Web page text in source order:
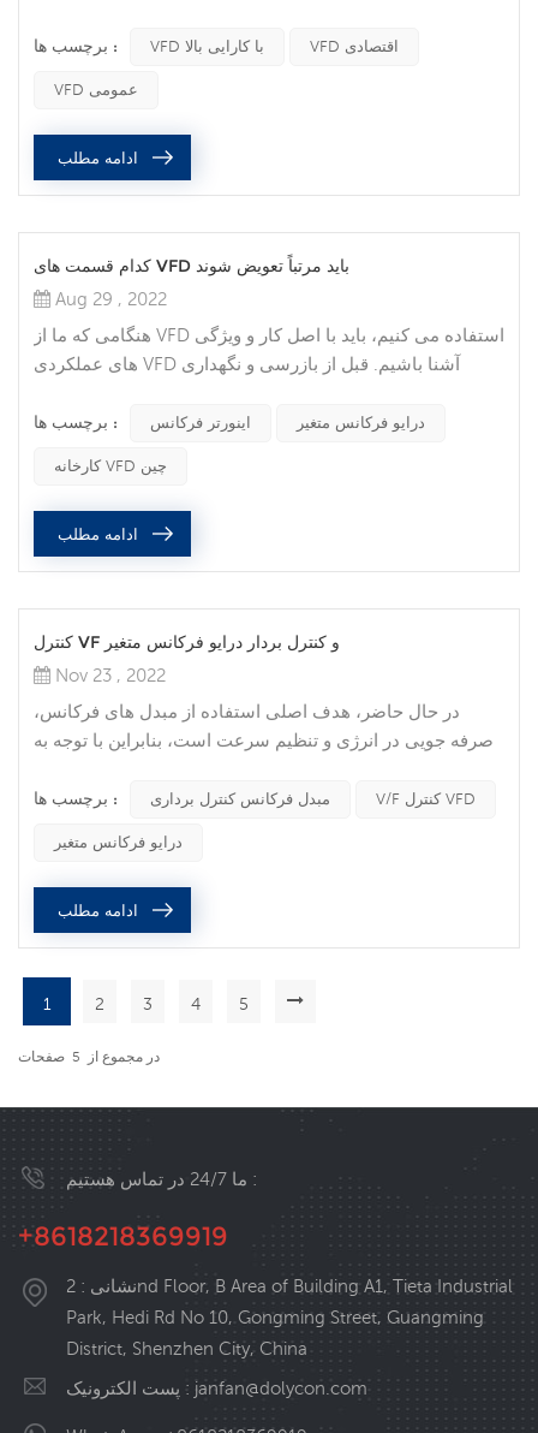
داخلی، پل یکسو کننده را تعویض کنید. هنگام برخورد با عیوب در
دستگاه‌های جوش الکتریکی و سایر تجهیزاتی که شبکه را آلوده
می‌کنند، تمرکز کنید. 2. ماژول فرکانس اینورتر آسیب دیده است
معمول...
برچسب ها : VFD با کارایی بالا VFD اقتصادی
VFD عمومی
ادامه مطلب
کدام قسمت های VFD باید مرتباً تعویض شوند
Aug 29 , 2022
هنگامی که ما از VFD استفاده می کنیم، باید با اصل کار و ویژگی
های عملکردی VFD آشنا باشیم. قبل از بازرسی و نگهداری
چراغ نشانگر درایو فرکانس متغیر باید کاملاً خاموش شود. موارد
اطراف را بررسی کنید. اگر دما خیلی بالا باشد، باعث داغ شدن
بیش از حد درایو فرکانس متغیر می شود. در موارد شدید،
مستقیما...
برچسب ها : اینورتر فرکانس درایو فرکانس متغیر
کارخانه VFD چین
ادامه مطلب
کنترل VF و کنترل بردار درایو فرکانس متغیر
Nov 23 , 2022
در حال حاضر، هدف اصلی استفاده از مبدل های فرکانس،
صرفه جویی در انرژی و تنظیم سرعت است، بنابراین با توجه به
کنترلی وجود دارد: مبدل فرکانس کنترل معمولی V/F و مبدل
با کاهش سرعت موتور به طور نسبی افزایش می یابد، که منجر
به این واقعیت می شود که موتور به دلیل تحریک ناکافی، به ویژه
در فرکانس های پا...
برچسب ها : مبدل فرکانس کنترل برداری V/F کنترل VFD
درایو فرکانس متغیر
ادامه مطلب
1 2 3 4 5
در مجموع از 5 صفحات
ما 24/7 در تماس هستیم :
+8618218369919
نشانی : 2nd Floor, B Area of Building A1, Tieta Industrial
Park, Hedi Rd No 10, Gongming Street, Guangming
District, Shenzhen City, China
پست الکترونیک : janfan@dolycon.com